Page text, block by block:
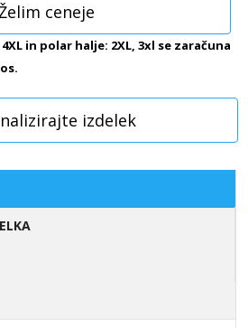
ceneje
in polar halje: 2XL, 3xl se zaračuna
izdelek